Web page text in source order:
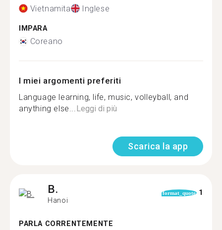
Vietnamita Inglese
IMPARA
Coreano
I miei argomenti preferiti
Language learning, life, music, volleyball, and
anything else...Leggi di più
Scarica la app
B.
Hanoi
format_quote 1
PARLA CORRENTEMENTE